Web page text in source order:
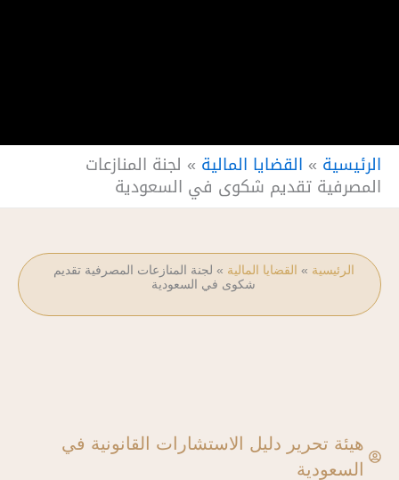
الرئيسية » القضايا المالية » لجنة المنازعات
المصرفية تقديم شكوى في السعودية
الرئيسية » القضايا المالية » لجنة المنازعات المصرفية تقديم
شكوى في السعودية
هيئة تحرير دليل الاستشارات القانونية في
السعودية